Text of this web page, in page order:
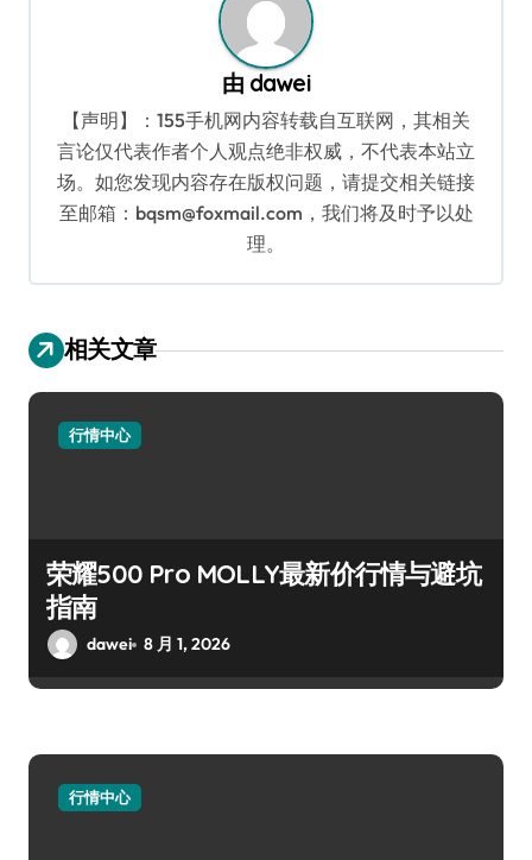
由 dawei
【声明】：155手机网内容转载自互联网，其相关
言论仅代表作者个人观点绝非权威，不代表本站立
场。如您发现内容存在版权问题，请提交相关链接
至邮箱：bqsm@foxmail.com，我们将及时予以处
理。
相关文章
行情中心
荣耀500 Pro MOLLY最新价行情与避坑
指南
dawei 8 月 1, 2026
行情中心